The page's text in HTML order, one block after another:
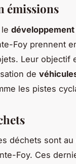
émissions
Foy prennent
Leur objectif
de
les pistes
déchets sont
Foy. Ces